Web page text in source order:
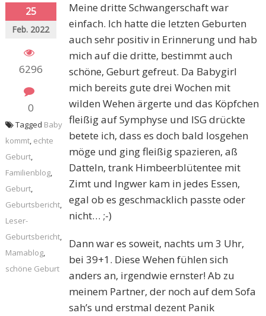
25
Feb. 2022
6296
0
Meine dritte Schwangerschaft war
einfach. Ich hatte die letzten Geburten
auch sehr positiv in Erinnerung und hab
mich auf die dritte, bestimmt auch
schöne, Geburt gefreut. Da Babygirl
mich bereits gute drei Wochen mit
wilden Wehen ärgerte und das Köpfchen
fleißig auf Symphyse und ISG drückte
betete ich, dass es doch bald losgehen
möge und ging fleißig spazieren, aß
Datteln, trank Himbeerblütentee mit
Zimt und Ingwer kam in jedes Essen,
egal ob es geschmacklich passte oder
nicht… ;-)
Dann war es soweit, nachts um 3 Uhr,
bei 39+1. Diese Wehen fühlen sich
anders an, irgendwie ernster! Ab zu
meinem Partner, der noch auf dem Sofa
sah’s und erstmal dezent Panik
Tagged Baby
kommt, echte
Geburt,
Familienblog,
Geburt,
Geburtsbericht,
Leser-
Geburtsbericht,
Mamablog,
schöne Geburt